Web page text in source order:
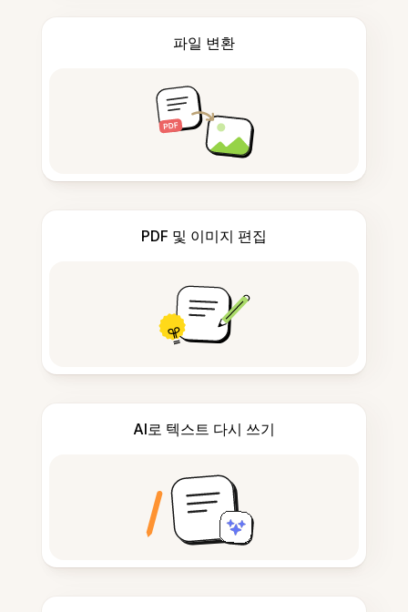
파일 변환
PDF 및 이미지 편집
AI로 텍스트 다시 쓰기